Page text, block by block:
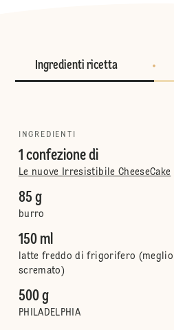
Ingredienti ricetta
INGREDIENTI
1 confezione di
Le nuove Irresistibile CheeseCake
85 g
burro
150 ml
latte freddo di frigorifero
scremato)
500 g
PHILADELPHIA